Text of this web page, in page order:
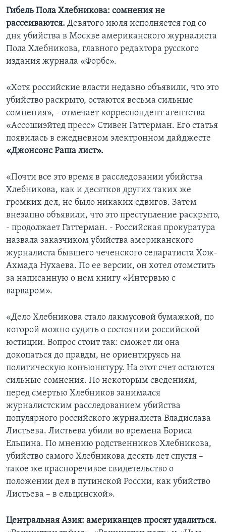
Гибель Пола Хлебникова: сомнения не
рассеиваются. Девятого июля исполняется год со
дня убийства в Москве американского журналиста
Пола Хлебникова, главного редактора русского
издания журнала «Форбс».
«Хотя российские власти недавно объявили, что это
убийство раскрыто, остаются весьма сильные
сомнения», - отмечает корреспондент агентства
«Ассошиэйтед пресс» Стивен Гаттерман. Его статья
появилась в ежедневном электронном дайджесте
«Джонсонс Раша лист».
«Почти все это время в расследовании убийства
Хлебникова, как и десятков других таких же
громких дел, не было никаких сдвигов. Затем
внезапно объявили, что это преступление раскрыто,
- продолжает Гаттерман. - Российская прокуратура
назвала заказчиком убийства американского
журналиста бывшего чеченского сепаратиста Хож-
Ахмада Нухаева. По ее версии, он хотел отомстить
за написанную о нем книгу «Интервью с
варваром».
«Дело Хлебникова стало лакмусовой бумажкой, по
которой можно судить о состоянии российской
юстиции. Вопрос стоит так: сможет ли она
докопаться до правды, не ориентируясь на
политическую конъюнктуру. На этот счет остаются
сильные сомнения. По некоторым сведениям,
перед смертью Хлебников занимался
журналистским расследованием убийства
популярного российского журналиста Владислава
Листьева. Листьева убили во времена Бориса
Ельцина. По мнению родственников Хлебникова,
убийство самого Хлебникова десять лет спустя –
такое же красноречивое свидетельство о
положении дел в путинской России, как убийство
Листьева – в ельцинской».
Центральная Азия: американцев просят удалиться.